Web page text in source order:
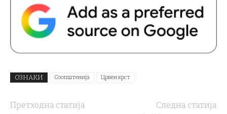
ОЗНАКИ Соопштенија Црвен крст
Претходна статија
Следна статија